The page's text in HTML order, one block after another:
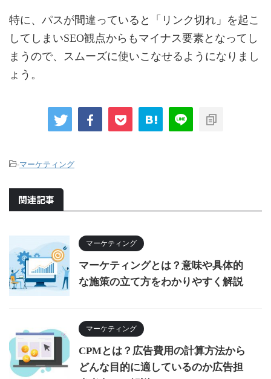
特に、パスが間違っていると「リンク切れ」を起こ
してしまいSEO観点からもマイナス要素となってし
まうので、スムーズに使いこなせるようになりまし
ょう。
-マーケティング
関連記事
マーケティング
マーケティングとは？意味や具体的
な施策の立て方をわかりやすく解説
マーケティング
CPMとは？広告費用の計算方法から
どんな目的に適しているのか広告担